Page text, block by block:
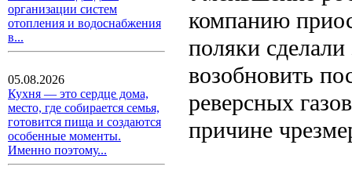
организации систем
отопления и водоснабжения
в...
05.08.2026
Кухня — это сердце дома,
место, где собирается семья,
готовится пища и создаются
особенные моменты.
Именно поэтому...
компанию
поляки
возобновить
реверсных
причине